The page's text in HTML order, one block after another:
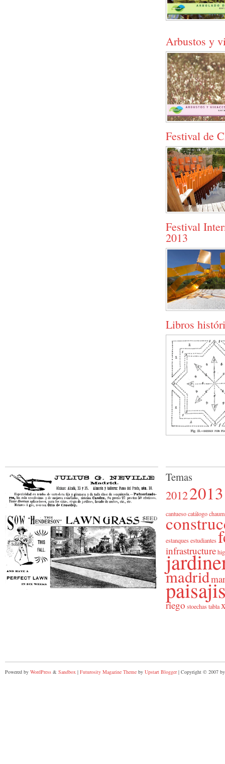
Arbustos y
Festival de
Festival
2013
Libros
Temas
20122013
cantuesocatálogo
estanquesestudiantes
infrastructure
madrid
riego stoechastabla
Powered by WordPress & Sandbox | Futurosity Magazine Theme by Upstart Blogger| Copyright © 2007 by